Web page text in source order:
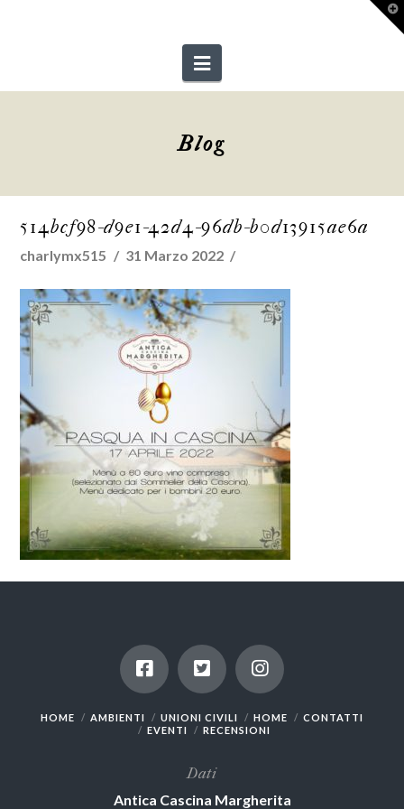
Navigation
Blog
514bcf98-d9e1-42d4-96db-b0d13915ae6a
charlymx515 31 Marzo 2022
HOME AMBIENTI UNIONI CIVILI HOME
CONTATTI
EVENTI
RECENSIONI
Dati
Antica Cascina Margherita